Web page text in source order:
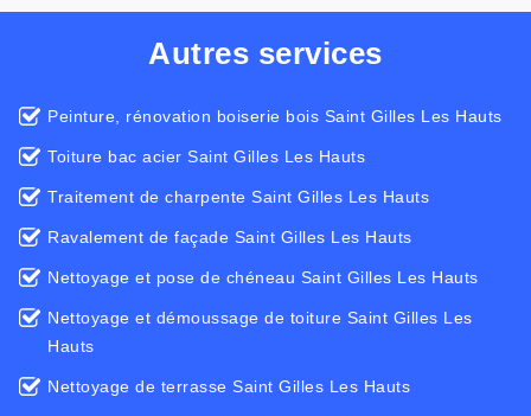
Autres services
Peinture, rénovation boiserie bois Saint Gilles Les Hauts
Toiture bac acier Saint Gilles Les Hauts
Traitement de charpente Saint Gilles Les Hauts
Ravalement de façade Saint Gilles Les Hauts
Nettoyage et pose de chéneau Saint Gilles Les Hauts
Nettoyage et démoussage de toiture Saint Gilles Les
Hauts
Nettoyage de terrasse Saint Gilles Les Hauts